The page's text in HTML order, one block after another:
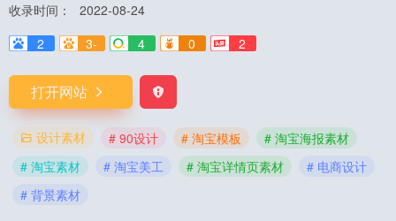
收录时间：
2022-08-24
2
3- 4 0 2
打开网站
设计素材 # 90设计 # 淘宝模板
# 淘宝海报素材
# 淘宝素材
# 淘宝美工 # 淘宝详情页素材
# 电商设计
# 背景素材